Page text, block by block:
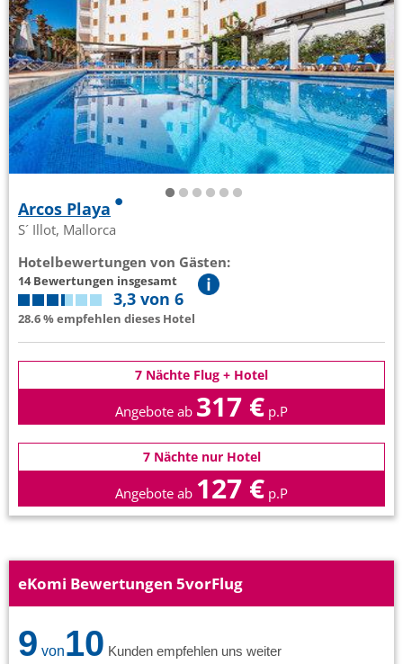
Arcos Playa
S´ Illot, Mallorca
Hotelbewertungen von Gästen:
14 Bewertungen insgesamt
3,3 von 6
28.6 % empfehlen dieses Hotel
7 Nächte Flug + Hotel
Angebote ab 317 € p.P
7 Nächte nur Hotel
Angebote ab 127 € p.P
eKomi Bewertungen 5vorFlug
9 von10 Kunden empfehlen uns weiter